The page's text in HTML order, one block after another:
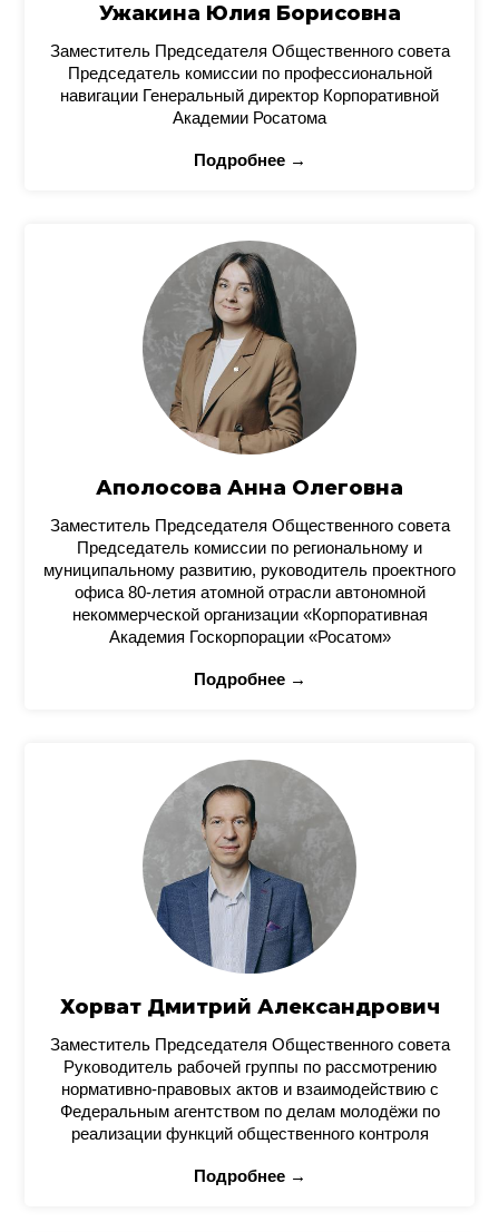
Ужакина Юлия Борисовна
Заместитель Председателя Общественного совета
Председатель комиссии по профессиональной
навигации Генеральный директор Корпоративной
Академии Росатома
Подробнее →
Аполосова Анна Олеговна
Заместитель Председателя Общественного совета
Председатель комиссии по региональному и
муниципальному развитию, руководитель проектного
офиса 80-летия атомной отрасли автономной
некоммерческой организации «Корпоративная
Академия Госкорпорации «Росатом»
Подробнее →
Хорват Дмитрий Александрович
Заместитель Председателя Общественного совета
Руководитель рабочей группы по рассмотрению
нормативно-правовых актов и взаимодействию с
Федеральным агентством по делам молодёжи по
реализации функций общественного контроля
Подробнее →